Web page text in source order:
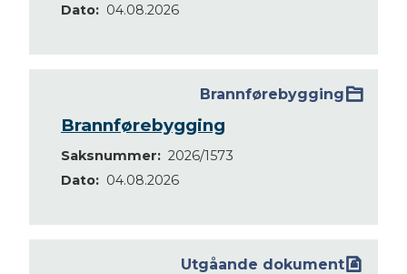
Dato
04.08.2026
Brannførebygging
Brannførebygging
Saksnummer
2026/1573
Dato
04.08.2026
Utgåande dokument